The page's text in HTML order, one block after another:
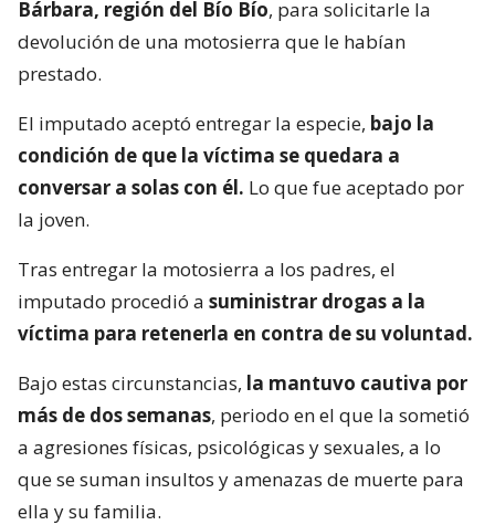
Bárbara, región del Bío Bío, para solicitarle la
devolución de una motosierra que le habían
prestado.
El imputado aceptó entregar la especie, bajo la
condición de que la víctima se quedara a
conversar a solas con él. Lo que fue aceptado por
la joven.
Tras entregar la motosierra a los padres, el
imputado procedió a suministrar drogas a la
víctima para retenerla en contra de su voluntad.
Bajo estas circunstancias, la mantuvo cautiva por
más de dos semanas, periodo en el que la sometió
a agresiones físicas, psicológicas y sexuales, a lo
que se suman insultos y amenazas de muerte para
ella y su familia.